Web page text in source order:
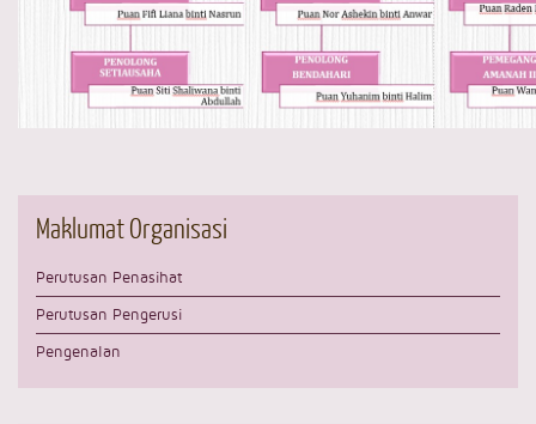
MaklumatOrganisasi
Perutusan Penasihat
Perutusan Pengerusi
Pengenalan